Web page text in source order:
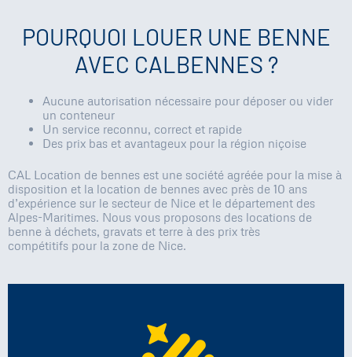
POURQUOI LOUER UNE BENNE
AVEC CALBENNES ?
Aucune autorisation nécessaire pour déposer ou vider
un conteneur
Un service reconnu, correct et rapide
Des prix bas et avantageux pour la région niçoise
CAL Location de bennes est une société agréée pour la mise à
disposition et la location de bennes avec près de 10 ans
d’expérience sur le secteur de Nice et le département des
Alpes-Maritimes. Nous vous proposons des locations de
benne à déchets, gravats et terre à des prix très
compétitifs pour la zone de Nice.